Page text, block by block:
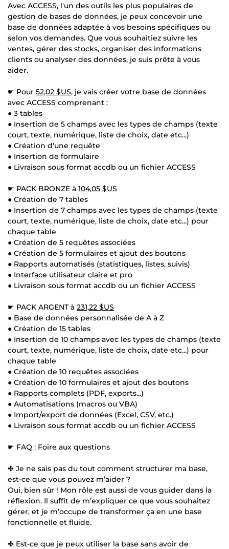
Avec ACCESS, l'un des outils les plus populaires de
gestion de bases de données, je peux concevoir une
base de données adaptée à vos besoins spécifiques ou
selon vos demandes. Que vous souhaitiez suivre les
ventes, gérer des stocks, organiser des informations
clients ou analyser des données, je suis prête à vous
aider.
☛ Pour 52,02 $US, je vais créer votre base de données
avec ACCESS comprenant :
● 3 tables
● Insertion de 5 champs avec les types de champs (texte
court, texte, numérique, liste de choix, date etc...)
● Création d'une requête
● Insertion de formulaire
● Livraison sous format accdb ou un fichier ACCESS
☛ PACK BRONZE à 104,05 $US
● Création de 7 tables
● Insertion de 7 champs avec les types de champs (texte
court, texte, numérique, liste de choix, date etc...) pour
chaque table
● Création de 5 requêtes associées
● Création de 5 formulaires et ajout des boutons
● Rapports automatisés (statistiques, listes, suivis)
● Interface utilisateur claire et pro
● Livraison sous format accdb ou un fichier ACCESS
☛ PACK ARGENT à 231,22 $US
● Base de données personnalisée de A à Z
● Création de 15 tables
● Insertion de 10 champs avec les types de champs (texte
court, texte, numérique, liste de choix, date etc...) pour
chaque table
● Création de 10 requêtes associées
● Création de 10 formulaires et ajout des boutons
● Rapports complets (PDF, exports...)
● Automatisations (macros ou VBA)
● Import/export de données (Excel, CSV, etc.)
● Livraison sous format accdb ou un fichier ACCESS
☛ FAQ : Foire aux questions
✤ Je ne sais pas du tout comment structurer ma base,
est-ce que vous pouvez m’aider ?
Oui, bien sûr ! Mon rôle est aussi de vous guider dans la
réflexion. Il suffit de m’expliquer ce que vous souhaitez
gérer, et je m’occupe de transformer ça en une base
fonctionnelle et fluide.
✤ Est-ce que je peux utiliser la base sans avoir de